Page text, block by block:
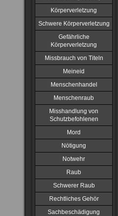
Körperverletzung
Schwere Körperverletzung
Gefährliche
Körperverletzung
Missbrauch von Titeln
Meineid
Menschenhandel
Menschenraub
Misshandlung von
Schutzbefohlenen
Mord
Nötigung
Notwehr
Raub
Schwerer Raub
Rechtliches Gehör
Sachbeschädigung